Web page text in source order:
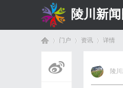
陵川新闻
门户 资讯
›
详情
陵